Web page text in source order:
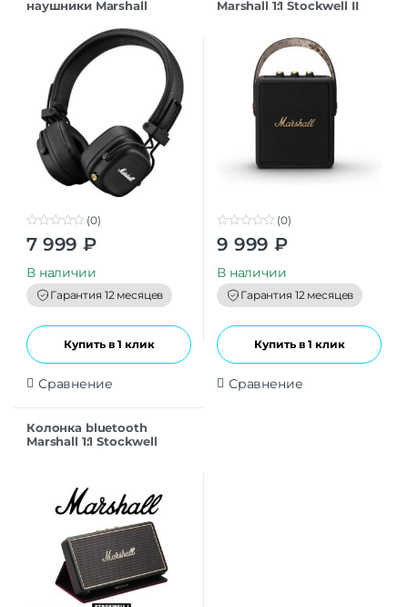
наушники Marshall
0
o
t
o
f
5
(0)
7 999 ₽
В наличии
Гарантия 12 месяцев
Купить в 1 клик
Сравнение
Marshall 1:1 Stockwell II
0
o
t
o
f
5
(0)
9 999 ₽
В наличии
Гарантия 12 месяцев
Купить в 1 клик
Сравнение
Колонкa bluetooth
Marshall 1:1 Stockwell